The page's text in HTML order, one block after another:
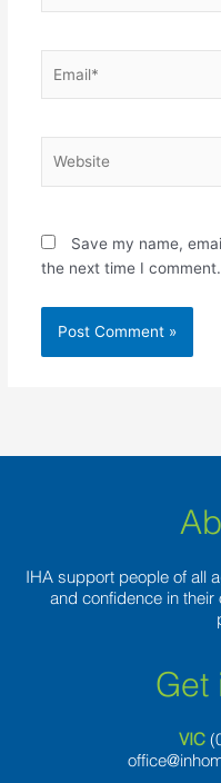
Save my name,
the next time I comment.
IHA support people of all
and confidence in
Get
VIC